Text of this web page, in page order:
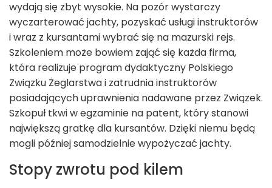
wydają się zbyt wysokie. Na pozór wystarczy
wyczarterować jachty, pozyskać usługi instruktorów
i wraz z kursantami wybrać się na mazurski rejs.
Szkoleniem może bowiem zająć się każda firma,
która realizuje program dydaktyczny Polskiego
Związku Żeglarstwa i zatrudnia instruktorów
posiadających uprawnienia nadawane przez Związek.
Szkopuł tkwi w egzaminie na patent, który stanowi
największą gratkę dla kursantów. Dzięki niemu będą
mogli później samodzielnie wypożyczać jachty.
Stopy zwrotu pod kilem